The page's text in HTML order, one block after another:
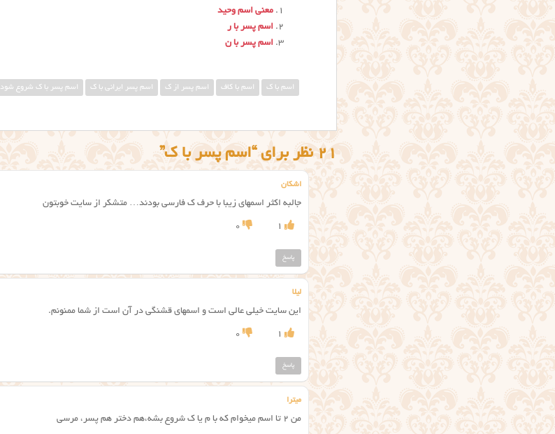
معنی اسم وحید
اسم پسر با ر
اسم پسر با ن
اسم با ک اسم با کاف اسم پسر از ک اسم پسر ایرانی با ک اسم پسر با ک شروع شود
21 نظر برای “اسم پسر با ک”
اشکان
جالبه اکثر اسمهای زیبا با حرف ک فارسی بودند… متشکر از سایت خوبتون
1
0
پاسخ
لیلا
این سایت خیلی عالی است و اسمهای قشنگی در آن است از شما ممنونم.
1
0
پاسخ
ميترا
من ٢ تا اسم ميخوام كه با م يا ك شروع بشه،هم دختر هم پسر، مرسي